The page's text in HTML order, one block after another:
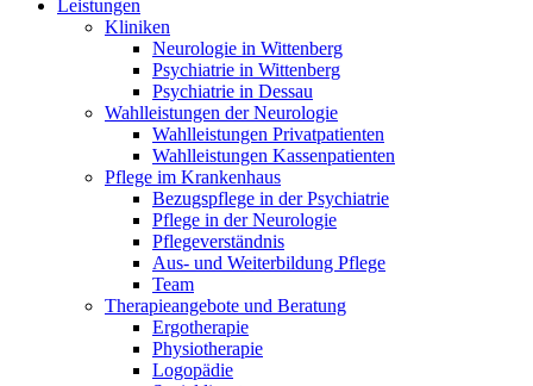
Leistungen
Kliniken
Neurologie in Wittenberg
Psychiatrie in Wittenberg
Psychiatrie in Dessau
Wahlleistungen der Neurologie
Wahlleistungen Privatpatienten
Wahlleistungen Kassenpatienten
Pflege im Krankenhaus
Bezugspflege in der Psychiatrie
Pflege in der Neurologie
Pflegeverständnis
Aus- und Weiterbildung Pflege
Team
Therapieangebote und Beratung
Ergotherapie
Physiotherapie
Logopädie